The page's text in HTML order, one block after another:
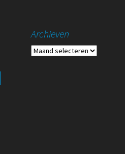
Archieven
Archieven